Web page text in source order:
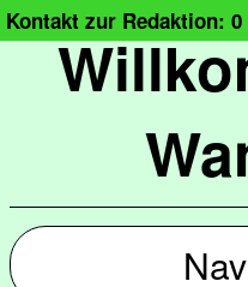
Kontakt zur Redaktion: 0